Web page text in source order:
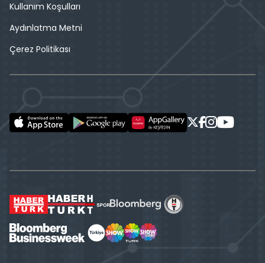
Kullanım Koşulları
Aydınlatma Metni
Çerez Politikası